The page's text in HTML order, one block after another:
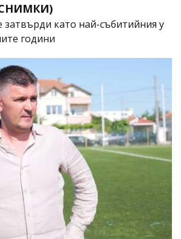
затвърди като най-събитийния у
години